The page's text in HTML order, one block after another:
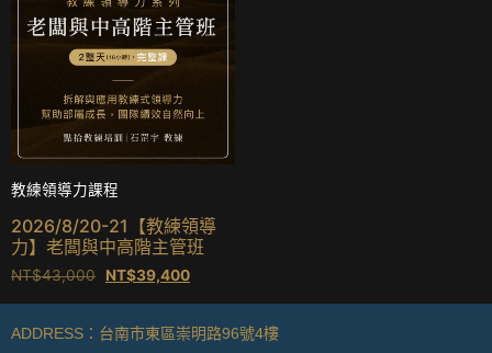
Quick View
教練領導力課程
2026/8/20-21【教練領導
力】老闆與中高階主管班
NT$43,000 NT$39,400
ADDRESS：台南市東區崇明路96號4樓